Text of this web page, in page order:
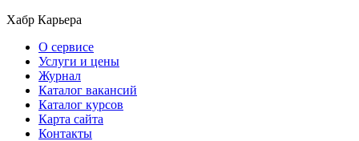
Хабр Карьера
О сервисе
Услуги и цены
Журнал
Каталог вакансий
Каталог курсов
Карта сайта
Контакты